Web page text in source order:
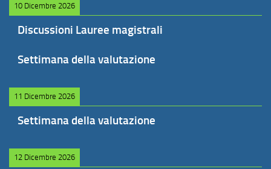
10 Dicembre 2026
Discussioni Lauree magistrali
Settimana della valutazione
11 Dicembre 2026
Settimana della valutazione
12 Dicembre 2026